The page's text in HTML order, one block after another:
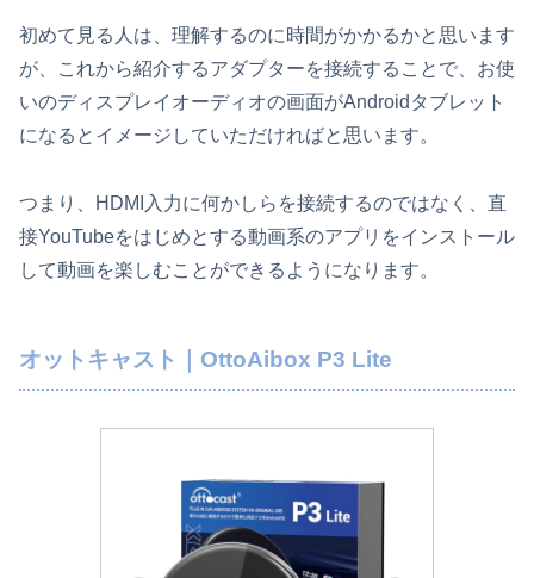
初めて見る人は、理解するのに時間がかかるかと思います
が、これから紹介するアダプターを接続することで、お使
いのディスプレイオーディオの画面がAndroidタブレット
になるとイメージしていただければと思います。
つまり、HDMI入力に何かしらを接続するのではなく、直
接YouTubeをはじめとする動画系のアプリをインストール
して動画を楽しむことができるようになります。
オットキャスト｜OttoAibox P3 Lite